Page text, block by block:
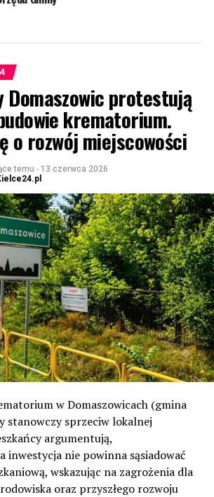
Domaszowic protestują
krematorium.
o rozwój miejscowości
temu - 13 czerwca 2026
w Domaszowicach (gmina
stanowczy sprzeciw lokalnej
argumentują,
inwestycja nie powinna sąsiadować
wskazując na zagrożenia dla
oraz przyszłego rozwoju